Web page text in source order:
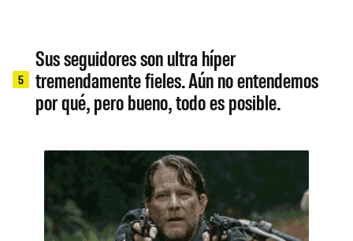
5
Sus seguidores son ultra híper
tremendamente fieles. Aún no entendemos
por qué, pero bueno, todo es posible.